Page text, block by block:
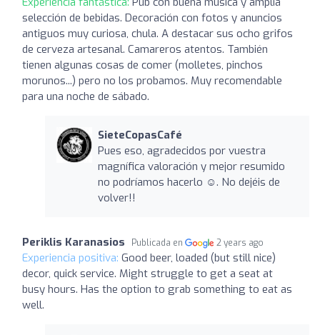
selección de bebidas. Decoración con fotos y anuncios
antiguos muy curiosa, chula. A destacar sus ocho grifos
de cerveza artesanal. Camareros atentos. También
tienen algunas cosas de comer (molletes, pinchos
morunos...) pero no los probamos. Muy recomendable
para una noche de sábado.
SieteCopasCafé
Pues eso, agradecidos por vuestra
magnífica valoración y mejor resumido
no podríamos hacerlo ☺️. No dejéis de
volver!!
Periklis Karanasios Publicada en 2 years ago
Experiencia positiva: Good beer, loaded (but still nice)
decor, quick service. Might struggle to get a seat at
busy hours. Has the option to grab something to eat as
well.